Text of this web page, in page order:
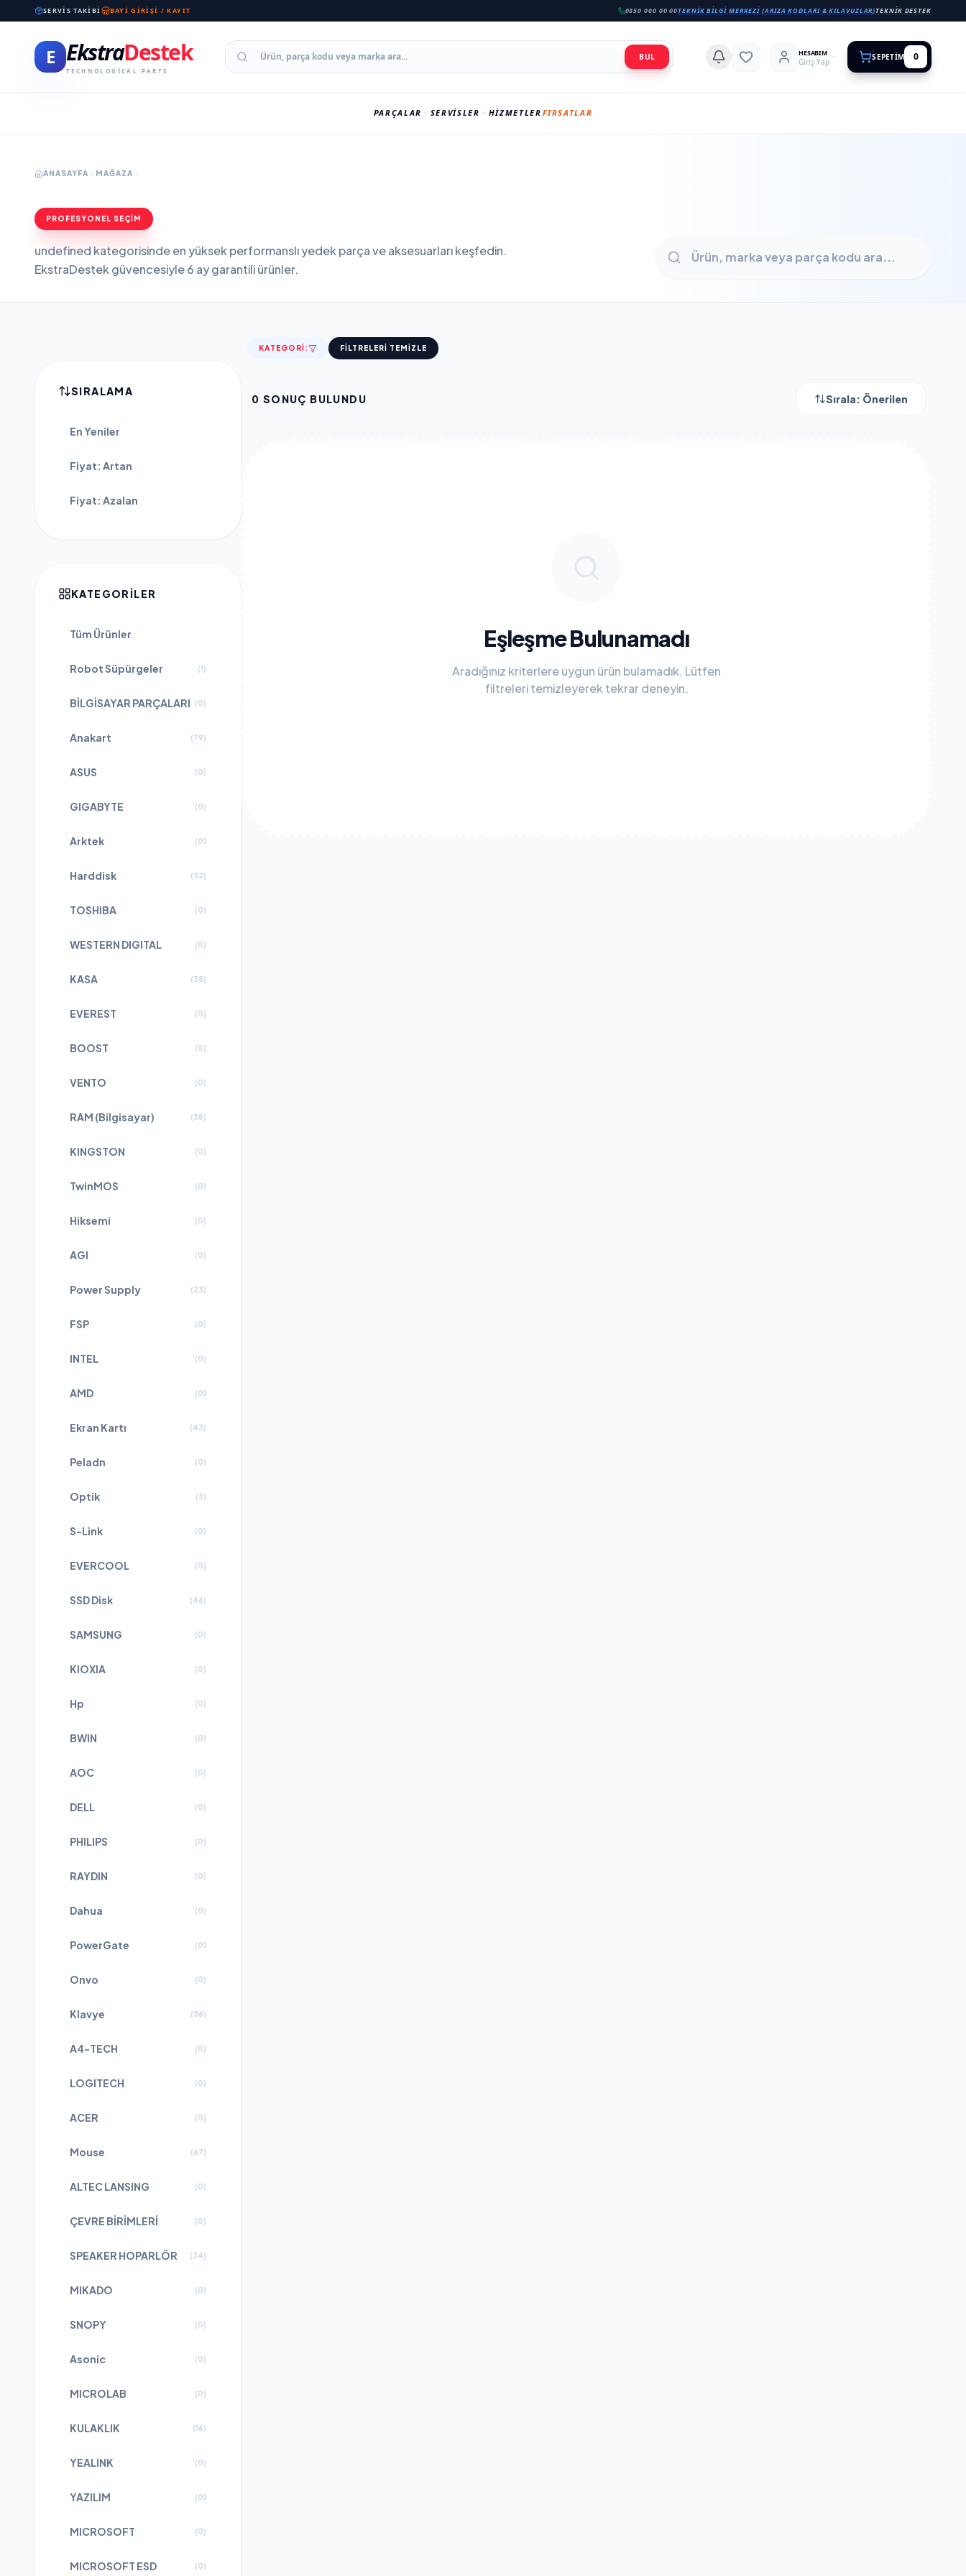
SERVIS TAKIBI BAYI GIRIŞI / KAYIT 0850 000 00 00TEKNIK BILGI MERKEZI (ARIZA KODLARI & KILAVUZLAR)TEKNIK DESTEK
E EkstraDestek
TECHNOLOGICAL PARTS
BUL HESABIM
Giriş Yap SEPETIM 0
PARÇALAR SERVISLER HIZMETLER FIRSATLAR
ANASAYFA MAĞAZA
PROFESYONEL SEÇİM
undefined kategorisinde en yüksek performanslı yedek parça ve aksesuarları keşfedin.
EkstraDestek güvencesiyle 6 ay garantili ürünler.
SIRALAMA
En Yeniler
Fiyat: Artan
Fiyat: Azalan
KATEGORILER
Tüm Ürünler
Robot Süpürgeler (1)
BİLGİSAYAR PARÇALARI (0)
Anakart (79)
ASUS (0)
GIGABYTE (0)
Arktek (0)
Harddisk (32)
TOSHIBA (0)
WESTERN DIGITAL (0)
KASA (35)
EVEREST (0)
BOOST (0)
VENTO (0)
RAM (Bilgisayar) (38)
KINGSTON (0)
TwinMOS (0)
Hiksemi (0)
AGI (0)
Power Supply (23)
FSP (0)
INTEL (0)
AMD (0)
Ekran Kartı (43)
Peladn (0)
Optik (3)
S-Link (0)
EVERCOOL (0)
SSD Disk (46)
SAMSUNG (0)
KIOXIA (0)
Hp (0)
BWIN (0)
AOC (0)
DELL (0)
PHILIPS (0)
RAYDIN (0)
Dahua (0)
PowerGate (0)
Onvo (0)
Klavye (36)
A4-TECH (0)
LOGITECH (0)
ACER (0)
Mouse (67)
ALTEC LANSING (0)
ÇEVRE BİRİMLERİ (0)
SPEAKER HOPARLÖR (34)
MIKADO (0)
SNOPY (0)
Asonic (0)
MICROLAB (0)
KULAKLIK (16)
YEALINK (0)
YAZILIM (0)
MICROSOFT (0)
MICROSOFT ESD (0)
KATEGORI: FILTRELERI TEMIZLE
0 SONUÇ BULUNDU Sırala: Önerilen
Eşleşme Bulunamadı
Aradığınız kriterlere uygun ürün bulamadık. Lütfen
filtreleri temizleyerek tekrar deneyin.